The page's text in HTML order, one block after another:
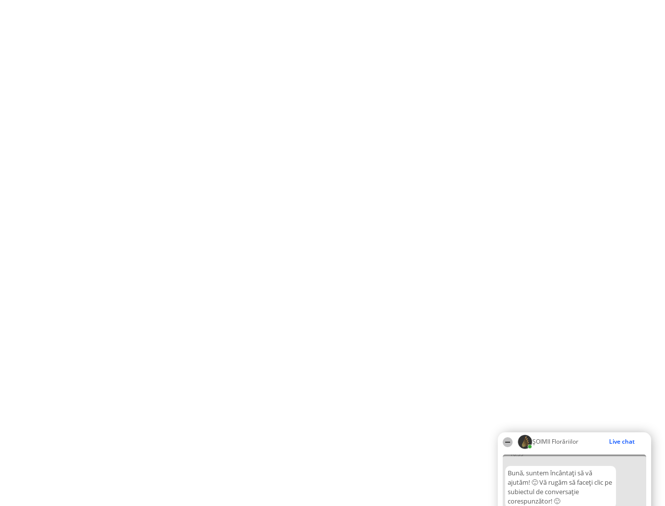
ȘOIMII Florăriilor Live chat
16:33
Bună, suntem încântați să vă
ajutăm! 🙂 Vă rugăm să faceți clic pe
subiectul de conversație
corespunzător! 🙂